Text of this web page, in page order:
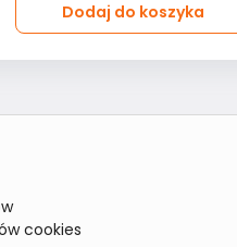
Dodaj do koszyka
cookies